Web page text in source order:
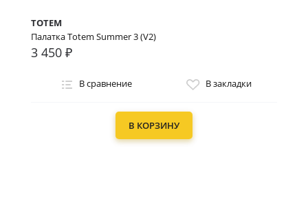
TOTEM
Палатка Totem Summer 3 (V2)
3 450 ₽
В сравнение В закладки
В КОРЗИНУ